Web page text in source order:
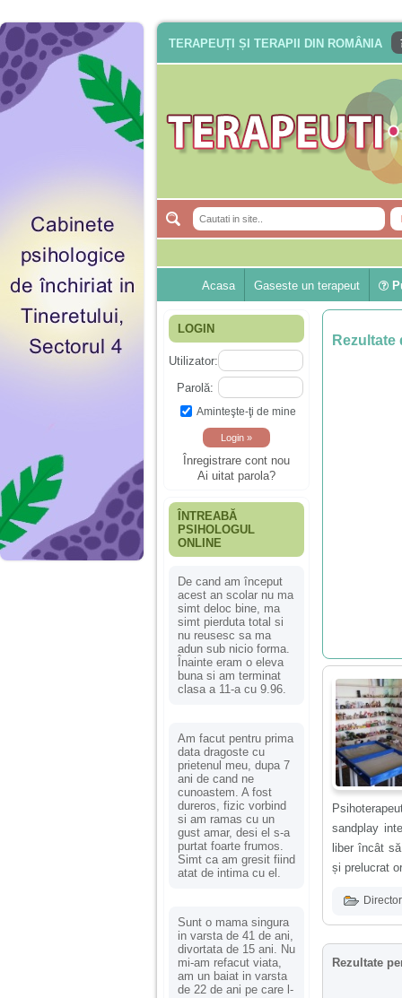
TERAPEUȚI ȘI TERAPII DIN ROMÂNIA
Acasa Gaseste un terapeut
LOGIN
Utilizator:
Parolă:
Aminteşte-ţi de mine
Înregistrare cont nou
Ai uitat parola?
ÎNTREABĂ
PSIHOLOGUL
ONLINE
De cand am început
acest an scolar nu ma
simt deloc bine, ma
simt pierduta total si
nu reusesc sa ma
adun sub nicio forma.
Înainte eram o eleva
buna si am terminat
clasa a 11-a cu 9.96.
Am facut pentru prima
data dragoste cu
prietenul meu, dupa 7
ani de cand ne
cunoastem. A fost
dureros, fizic vorbind
si am ramas cu un
gust amar, desi el s-a
purtat foarte frumos.
Simt ca am gresit fiind
atat de intima cu el.
Sunt o mama singura
in varsta de 41 de ani,
divortata de 15 ani. Nu
mi-am refacut viata,
am un baiat in varsta
de 22 de ani pe care l-
Rezultate
sandplay
liber încât
și prelucrat
Rezultate